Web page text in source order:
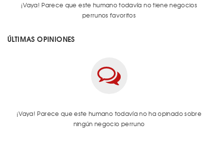
¡Vaya! Parece que este humano todavía no tiene negocios
perrunos favoritos
ÚLTIMAS OPINIONES
¡Vaya! Parece que este humano todavía no ha opinado sobre
ningún negocio perruno